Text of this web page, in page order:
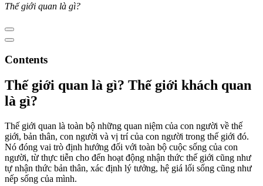
Thế giới quan là gì?
Contents
Thế giới quan là gì? Thế giới khách quan
là gì?
Thế giới quan là toàn bộ những quan niệm của con người về thế
giới, bản thân, con người và vị trí của con người trong thế giới đó.
Nó đóng vai trò định hướng đối với toàn bộ cuộc sống của con
người, từ thực tiễn cho đến hoạt động nhận thức thế giới cũng như
tự nhận thức bản thân, xác định lý tưởng, hệ giá lối sống cũng như
nếp sống của mình.